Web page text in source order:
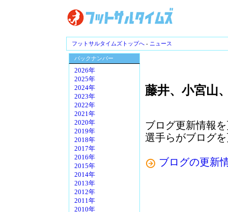
フットサルタイムズトップへ - ニュース
バックナンバー
2026年
2025年
2024年
2023年
2022年
2021年
2020年
2019年
2018年
2017年
2016年
2015年
2014年
2013年
2012年
2011年
2010年
藤井、小宮山
ブログ更新情報
選手らがブログ
ブログの更新